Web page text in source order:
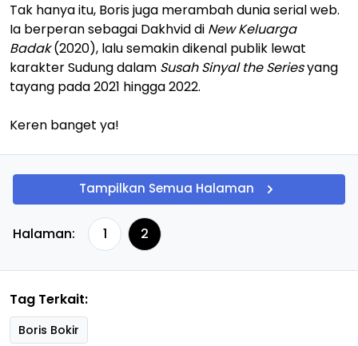
Tak hanya itu, Boris juga merambah dunia serial web.
Ia berperan sebagai Dakhvid di New Keluarga
Badak(2020), lalu semakin dikenal publik lewat
karakter Sudung dalam Susah Sinyal the Seriesyang
tayang pada 2021 hingga 2022.
Keren banget ya!
Tampilkan Semua Halaman
Halaman: 1 2
Tag Terkait:
Boris Bokir